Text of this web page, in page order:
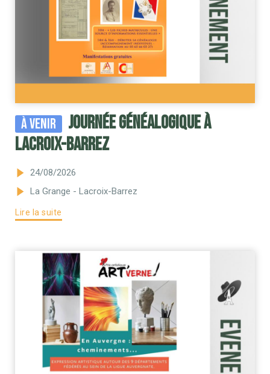
À venir
Journée généalogique à
Lacroix-Barrez
24/08/2026
La Grange - Lacroix-Barrez
Lire la suite